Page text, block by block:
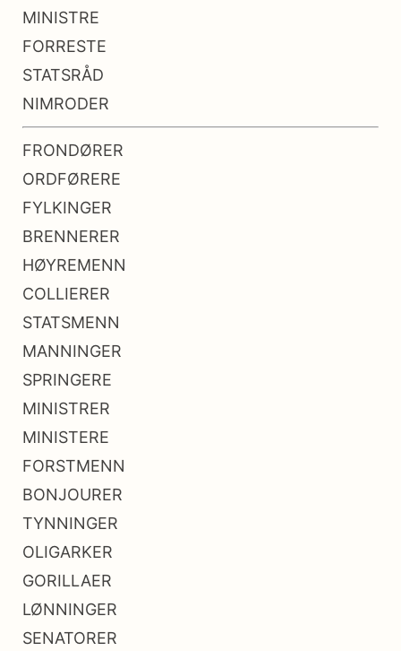
MINISTRE
FORRESTE
STATSRÅD
NIMRODER
FRONDØRER
ORDFØRERE
FYLKINGER
BRENNERER
HØYREMENN
COLLIERER
STATSMENN
MANNINGER
SPRINGERE
MINISTRER
MINISTERE
FORSTMENN
BONJOURER
TYNNINGER
OLIGARKER
GORILLAER
LØNNINGER
SENATORER